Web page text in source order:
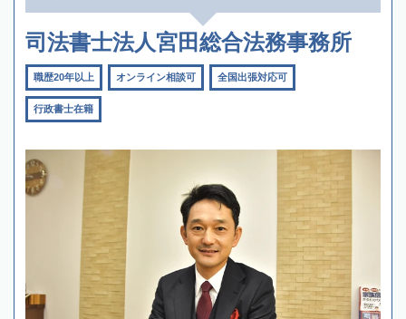
司法書士法人宮田総合法務事務所
職歴20年以上 オンライン相談可 全国出張対応可
行政書士在籍